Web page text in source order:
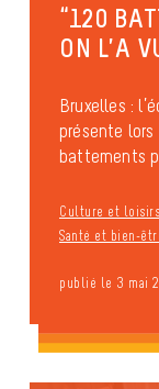
“120
ON L’A
Bruxelles :
présente
battements
Culture et loisirs
Santé et bien-
publié le 3 mai